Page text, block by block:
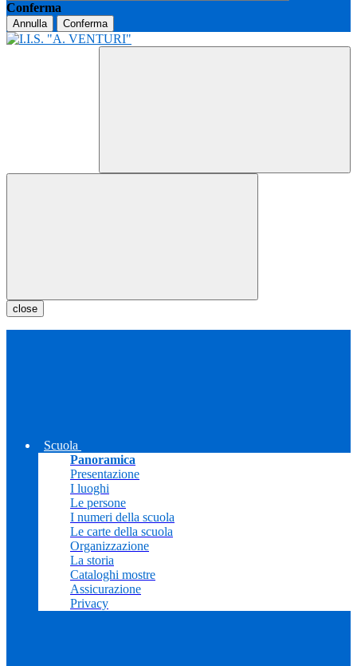
Conferma
Annulla Conferma
close
Scuola
Panoramica
Presentazione
I luoghi
Le persone
I numeri della scuola
Le carte della scuola
Organizzazione
La storia
Cataloghi mostre
Assicurazione
Privacy